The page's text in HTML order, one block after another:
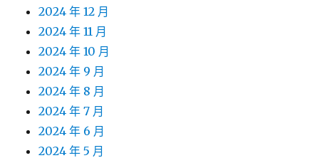
2024 年 12 月
2024 年 11 月
2024 年 10 月
2024 年 9 月
2024 年 8 月
2024 年 7 月
2024 年 6 月
2024 年 5 月